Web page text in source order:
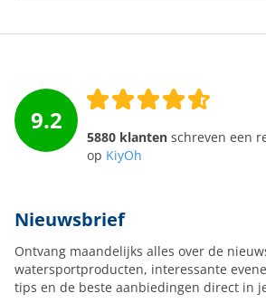
9.2
5880 klanten schreven een
op KiyOh
Nieuwsbrief
Ontvang maandelijks alles over de
watersportproducten, interessante
tips en de beste aanbiedingen direct in